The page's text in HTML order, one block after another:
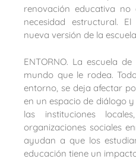
renovación educativa
necesidad estructural.
nueva versión de la
ENTORNO. La escuela
mundo que le rodea.
entorno, se deja afectar
en un espacio de diálogo
las instituciones
organizaciones sociales
ayudan a que los
educación tiene un